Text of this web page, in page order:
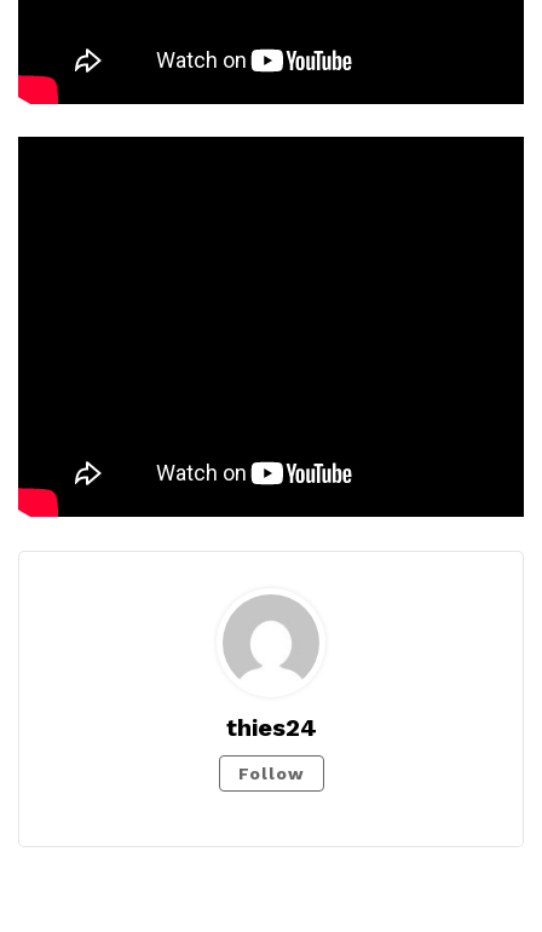
thies24
Follow